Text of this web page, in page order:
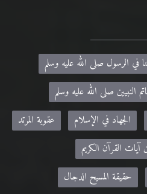
في الرسول صلى الله عليه وسلم
النبيين صلى الله عليه وسلم
الجهاد في الإسلام
عقوبة المرتد
القرآن الكريم
حقيقة المسيح الدجال